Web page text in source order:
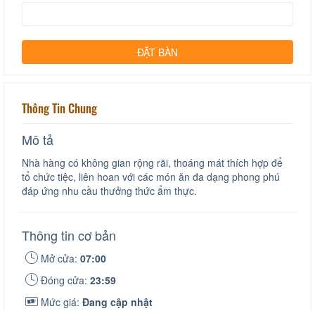
Thông Tin Chung
Mô tả
Nhà hàng có không gian rộng rãi, thoáng mát thích hợp để
tổ chức tiệc, liên hoan với các món ăn đa dạng phong phú
đáp ứng nhu cầu thưởng thức ẩm thực.
Thông tin cơ bản
Mở cửa: 07:00
Đóng cửa: 23:59
Mức giá: Đang cập nhật